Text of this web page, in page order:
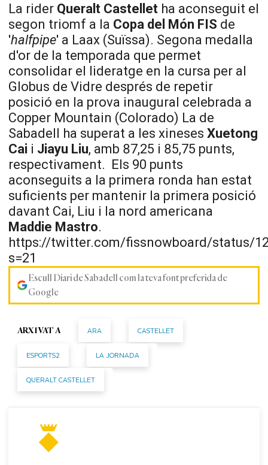
La rider Queralt Castellet ha aconseguit el
segon triomf a la Copa del Món FIS de
'halfpipe' a Laax (Suïssa). Segona medalla
d'or de la temporada que permet
consolidar el lideratge en la cursa per al
Globus de Vidre després de repetir
posició en la prova inaugural celebrada a
Copper Mountain (Colorado) La de
Sabadell ha superat a les xinesesXuetong
Cai i Jiayu Liu, amb 87,25 i 85,75 punts,
respectivament. Els 90 punts
aconseguits a la primera ronda han estat
suficients per mantenir la primera posició
davant Cai, Liu i la nord americana
Maddie Mastro.
https://twitter.com/fissnowboard/status/
s=21
Escull Diari de Sabadell com la teva font preferida de
Google
ARXIVAT A ARA CASTELLET
ESPORTS2 LA JORNADA
QUERALT CASTELLET